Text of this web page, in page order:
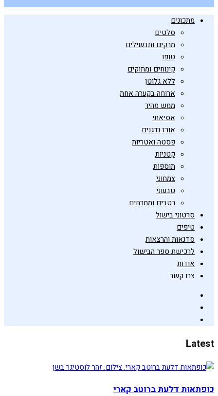
מתכונים
סלטים
מרקים ותבשילים
טופו
קינוחים ומתוקים
ללא גלוטן
ארוחה בקערה אחת
ממש מהיר
אסיאתי
אורז ודגנים
פסטה ואטריות
קטניות
תוספות
צמחוני
טבעוני
רטבים וממרחים
סרטוני בישול
טיפים
סדנאות והרצאות
לרכישת ספר הבישול
אודות
צרו קשר
Latest
כופתאות דלעת ברוטב קארי